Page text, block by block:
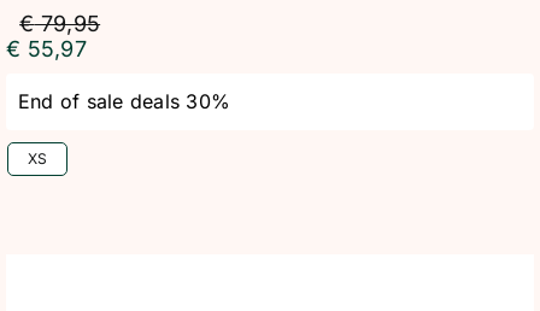
€79,95
€ 55,97
End of sale deals 30%
XS